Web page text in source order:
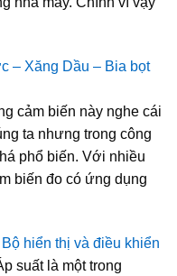
– Xăng Dầu – Bia bọt
cảm biến này nghe cái
ta nhưng trong công
phổ biến. Với nhiều
biến đo có ứng dụng
hiển thị và điều khiển
suất là một trong